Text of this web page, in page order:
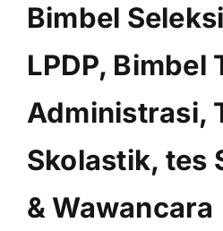
Bimbel
LPDP, Bimbel
Administrasi,
Skolastik, tes
& Wawancara